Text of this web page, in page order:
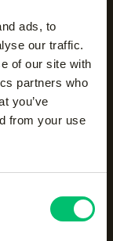
ads, to
our traffic.
of our site with
partners who
you’ve
from your use
een
sweatshirts